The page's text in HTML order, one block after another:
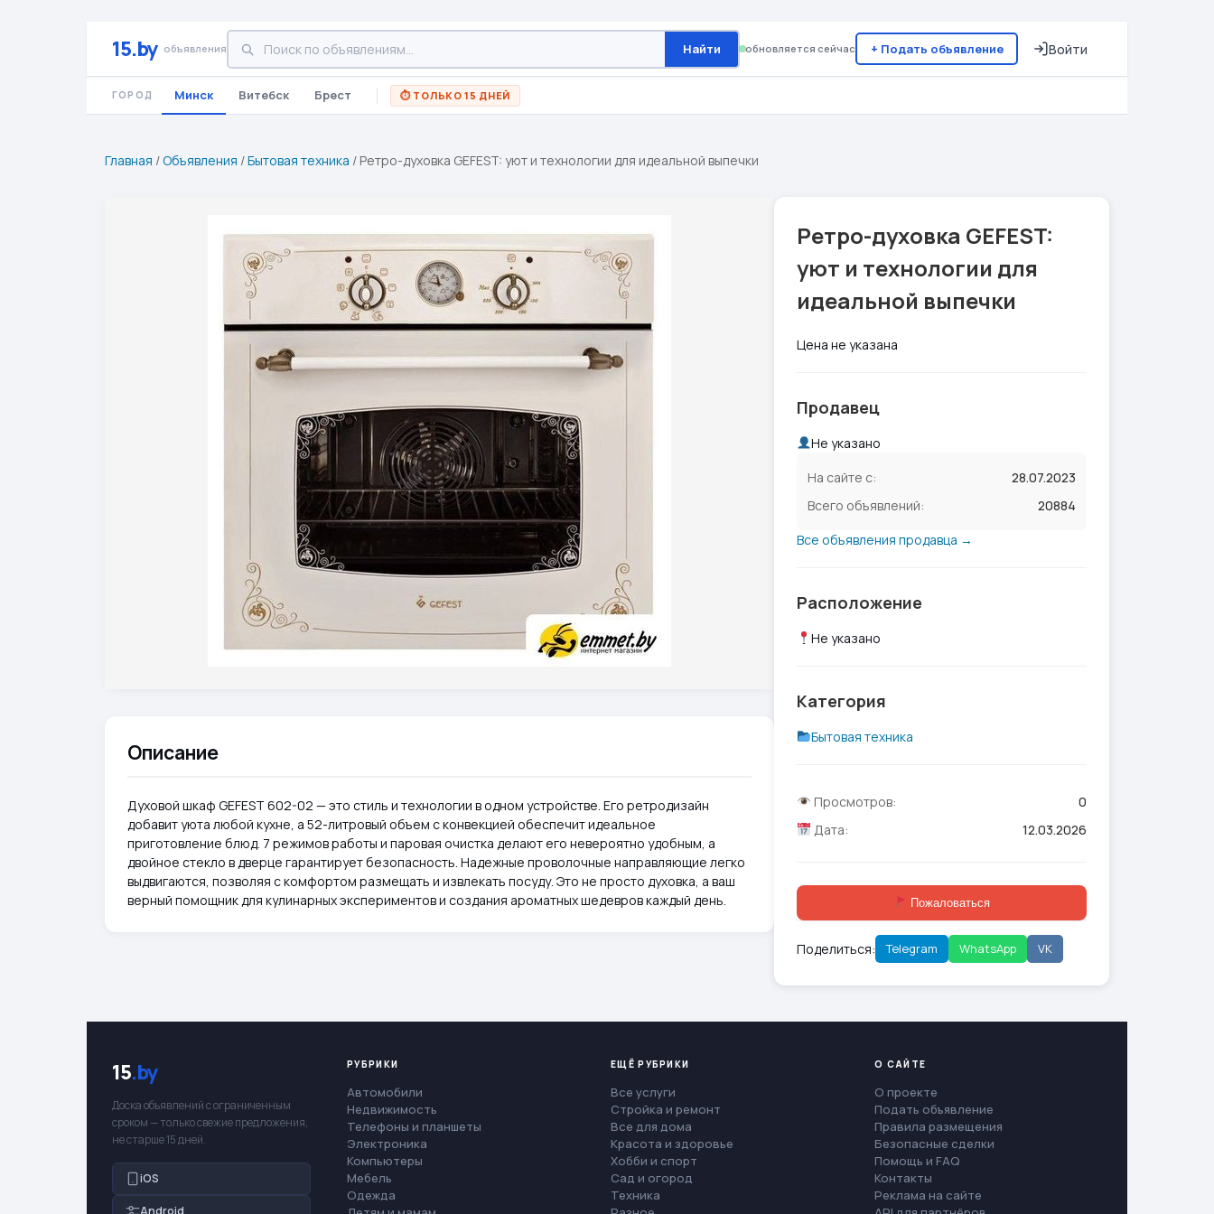
15.by объявления Найти обновляется сейчас + Подать объявление Войти
ГОРОД Минск Витебск Брест ⏱ ТОЛЬКО 15 ДНЕЙ
Главная /Объявления /Бытовая техника / Ретро-духовка GEFEST: уют и технологии для идеальной выпечки
Описание
Духовой шкаф GEFEST 602-02 — это стиль и технологии в одном устройстве. Его ретродизайн
добавит уюта любой кухне, а 52-литровый объем с конвекцией обеспечит идеальное
приготовление блюд. 7 режимов работы и паровая очистка делают его невероятно удобным, а
двойное стекло в дверце гарантирует безопасность. Надежные проволочные направляющие легко
выдвигаются, позволяя с комфортом размещать и извлекать посуду. Это не просто духовка, а ваш
верный помощник для кулинарных экспериментов и создания ароматных шедевров каждый день.
Ретро-духовка GEFEST:
уют и технологии для
идеальной выпечки
Цена не указана
Продавец
Не указано
На сайте с:
28.07.2023
Всего объявлений:
20884
Все объявления продавца →
Расположение
Не указано
Категория
Бытовая техника
Просмотров:
0
Дата:
12.03.2026
Пожаловаться
Поделиться: Telegram WhatsApp VK
15.by
Доска объявлений с ограниченным
сроком — только свежие предложения,
не старше 15 дней.
iOS
Android
РУБРИКИ
Автомобили
Недвижимость
Телефоны и планшеты
Электроника
Компьютеры
Мебель
Одежда
ЕЩЁ РУБРИКИ
Все услуги
Стройка и ремонт
Все для дома
Красота и здоровье
Хобби и спорт
Сад и огород
Техника
О САЙТЕ
О проекте
Подать объявление
Правила размещения
Безопасные сделки
Помощь и FAQ
Контакты
Реклама на сайте